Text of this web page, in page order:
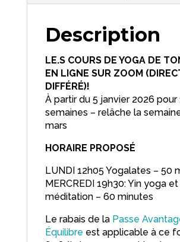
Description
LE.S COURS DE YOGA DE
EN LIGNE SUR ZOOM
DIFFÉRÉ)!
À partir du 5 janvier 2026 pour
semaines – relâche la
mars
HORAIRE PROPOSÉ
LUNDI 12h05 Yogalates – 50
MERCREDI 19h30: Yin yoga et
méditation – 60 minutes
Le rabais de la Passe
Équilibre est applicable à ce